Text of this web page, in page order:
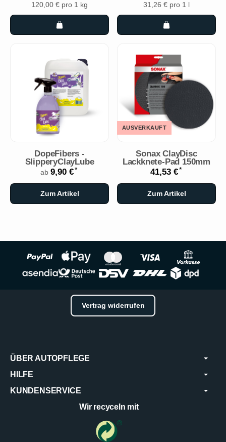
120,00 € pro 1 kg
31,26 € pro 1 l
DopeFibers -
SlipperyClayLube
ab 9,90 €*
Zum Artikel
AUSVERKAUFT
Sonax ClayDisc
Lackknete-Pad 150mm
41,53 €*
Zum Artikel
Vertrag widerrufen
ÜBER AUTOPFLEGE
HILFE
KUNDENSERVICE
Wir recyceln mit